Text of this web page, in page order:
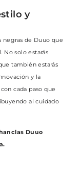
y
negras de Duuo que
No solo estarás
también estarás
y la
cada paso que
al cuidado
Duuo